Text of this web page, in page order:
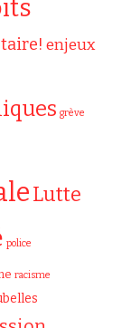
enjeux
grève
Lutte
police
racisme